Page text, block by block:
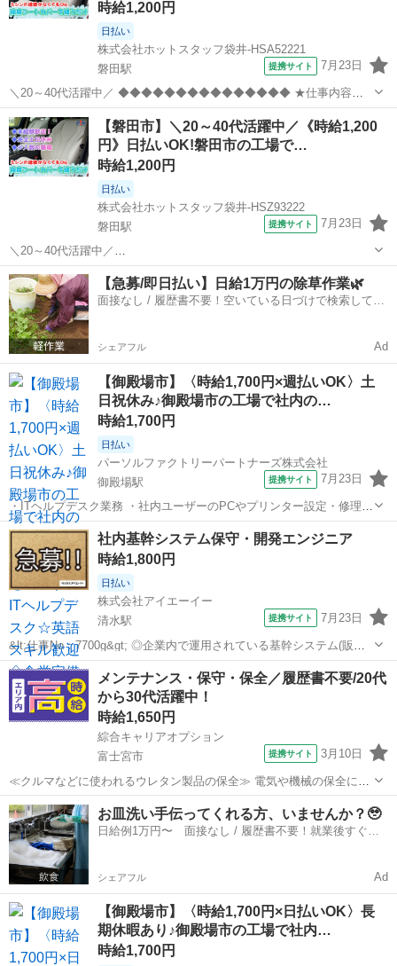
時給1,200円
日払い
株式会社ホットスタッフ袋井-HSA52221
磐田駅
提携サイト 7月23日
＼20～40代活躍中／ ◆◆◆◆◆◆◆◆◆◆◆◆◆◆◆ ★仕事内容★
◆◆◆◆◆◆◆◆◆◆◆◆◆◆◆ 車やバイクの座席に使われる シート
カバーを作っている会社さん★ 生地と生地を縫い合わせる ミシンを使
った裁縫作業を担...
静岡 磐田市 磐田駅
【磐田市】＼20～40代活躍中／《時給1,200
円》日払いOK!磐田市の工場で…
時給1,200円
日払い
株式会社ホットスタッフ袋井-HSZ93222
磐田駅
提携サイト 7月23日
＼20～40代活躍中／
・・・・・・・・・・・・・・・・・・・・・・・・・・・・・・・
・・・・・・・ 【担当していただくお仕事はこちら♪】 車やバイクの
座席に使われる シートカバーを作っている会社さん★ 生地と生地を
縫...
静岡 磐田市 磐田駅 その他
【急募/即日払い】日給1万円の除草作業🌿
面接なし / 履歴書不要！空いている日づけで検索して即
シェアフル Ad
【御殿場市】〈時給1,700円×週払いOK〉土
日祝休み♪御殿場市の工場で社内の…
時給1,700円
日払い
パーソルファクトリーパートナーズ株式会社
御殿場駅
提携サイト 7月23日
・ITヘルプデスク業務 ・社内ユーザーのPCやプリンター設定・修理な
どをお任せします ・パソコンやプリンターの管理、ネットワークやサ
ーバーの運用など ・ITの運用業務の経験が活かせます ※英語の会話や
読み書きができる方歓迎 ...
静岡 御殿場市 御殿場駅 その他
社内基幹システム保守・開発エンジニア
時給1,800円
日払い
株式会社アイエーイー
清水駅
提携サイト 7月23日
&lt;仕事No：7700g&gt; ◎企業内で運用されている基幹システム(販売
管理・生産管理・在庫管理・会計など)の保守運用・改修開発・機能追
加を担当します◎ 主な業務 ・問い合わせ対応(調査・原因分析・回答)
・障害...
静岡 静岡市 清水駅 その他
メンテナンス・保守・保全／履歴書不要/20代
から30代活躍中！
時給1,650円
綜合キャリアオプション
富士宮市
提携サイト 3月10日
≪クルマなどに使われるウレタン製品の保全≫ 電気や機械の保全に関
わるお仕事をお任せします。 ※工業系学校卒業していれば経験なくて
もOKです！ ■お仕事PR ≪時間にメリハリを≫ 残業はほとんどナシ！
場合によってはお願いす...
静岡 富士宮市 その他
お皿洗い手伝ってくれる方、いませんか？🥹
日給例1万円〜 面接なし / 履歴書不要！就業後すぐに
シェアフル Ad
【御殿場市】〈時給1,700円×日払いOK〉長
期休暇あり♪御殿場市の工場で社内…
時給1,700円